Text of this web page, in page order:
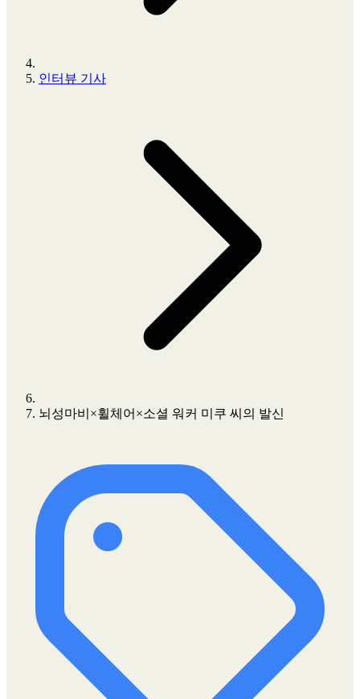
인터뷰 기사
뇌성마비×휠체어×소셜 워커 미쿠 씨의 발신